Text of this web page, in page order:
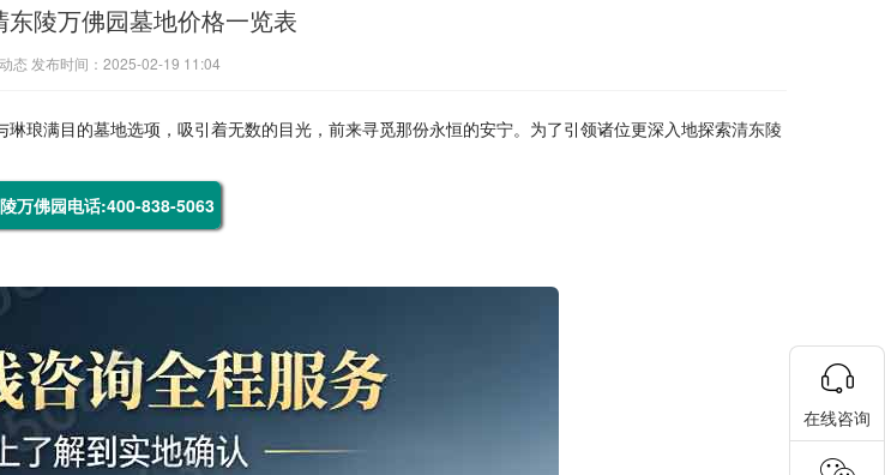
东陵万佛园墓地价格一览表
态 发布时间：2025-02-19 11:04
琅满目的墓地选项，吸引着无数的目光，前来寻觅那份永恒的安宁。为了引领诸位更深入地探索清东陵
万佛园电话:400-838-5063
在线咨询